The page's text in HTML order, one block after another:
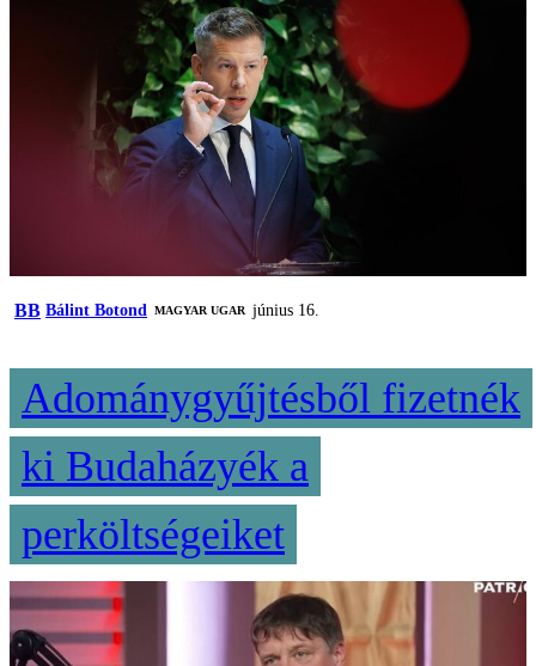
BB Bálint Botond MAGYAR UGAR június 16.
Adománygyűjtésből fizetnék
ki Budaházyék a
perköltségeiket